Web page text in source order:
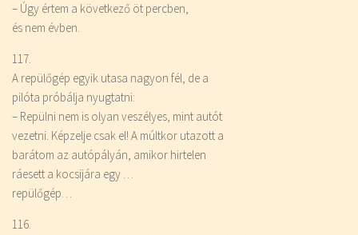
– Úgy értem a következő öt percben,
és nem évben.
117.
A repülőgép egyik utasa nagyon fél, de a
pilóta próbálja nyugtatni:
– Repülni nem is olyan veszélyes, mint autót
vezetni. Képzelje csak el! A múltkor utazott a
barátom az autópályán, amikor hirtelen
ráesett a kocsijára egy …
repülőgép…
116.